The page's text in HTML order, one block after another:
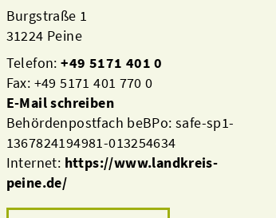
Burgstraße 1
31224 Peine
Telefon:+49 5171 401 0
Fax: +49 5171 401 770 0
E-Mail schreiben
Behördenpostfach beBPo: safe-sp1-
1367824194981-013254634
Internet: https://www.landkreis-
peine.de/